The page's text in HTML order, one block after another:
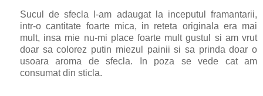
Sucul de sfecla l-am adaugat la inceputul framantarii,
intr-o cantitate foarte mica, in reteta originala era mai
mult, insa mie nu-mi place foarte mult gustul si am vrut
doar sa colorez putin miezul painii si sa prinda doar o
usoara aroma de sfecla. In poza se vede cat am
consumat din sticla.